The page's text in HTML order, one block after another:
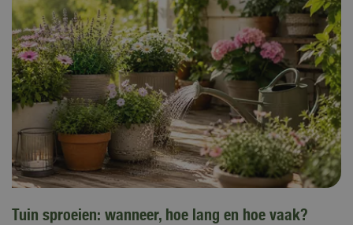
Tuin sproeien: wanneer, hoe lang en hoe vaak?